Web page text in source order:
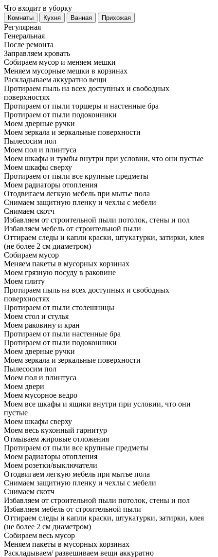
Что входит в уборку
Регу­лярная
Гене­ральная
После ремонта
Заправляем кровать
Собираем мусор и меняем мешки
Меняем мусорные мешки в корзинах
Раскладываем аккуратно вещи
Протираем пыль на всех доступных и свободных
поверхностях
Протираем от пыли торшеры и настенные бра
Протираем от пыли подоконники
Моем дверные ручки
Моем зеркала и зеркальные поверхности
Пылесосим пол
Моем пол и плинтуса
Моем шкафы и тумбы внутри при условии, что они пустые
Моем шкафы сверху
Протираем от пыли все крупные предметы
Моем радиаторы отопления
Отодвигаем легкую мебель при мытье пола
Снимаем защитную пленку и чехлы с мебели
Снимаем скотч
Избавляем от строительной пыли потолок, стены и пол
Избавляем мебель от строительной пыли
Оттираем следы и капли краски, штукатурки, затирки, клея
(не более 2 см диаметром)
Собираем мусор
Меняем пакеты в мусорных корзинах
Моем грязную посуду в раковине
Моем плиту
Протираем пыль на всех доступных и свободных
поверхностях
Протираем от пыли столешницы
Моем стол и стулья
Моем раковину и кран
Протираем от пыли настенные бра
Протираем от пыли подоконники
Моем дверные ручки
Моем зеркала и зеркальные поверхности
Пылесосим пол
Моем пол и плинтуса
Моем двери
Моем мусорное ведро
Моем все шкафы и ящики внутри при условии, что они
пустые
Моем шкафы сверху
Моем весь кухонный гарнитур
Отмываем жировые отложения
Протираем от пыли все крупные предметы
Моем радиаторы отопления
Моем розетки/выключатели
Отодвигаем легкую мебель при мытье пола
Снимаем защитную пленку и чехлы с мебели
Снимаем скотч
Избавляем от строительной пыли потолок, стены и пол
Избавляем мебель от строительной пыли
Оттираем следы и капли краски, штукатурки, затирки, клея
(не более 2 см диаметром)
Собираем весь мусор
Меняем пакеты в мусорных корзинах
Раскладываем/ развешиваем вещи аккуратно